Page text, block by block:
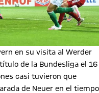
en su visita al Werder
de la Bundesliga el 16
casi tuvieron que
de Neuer en el tiempo